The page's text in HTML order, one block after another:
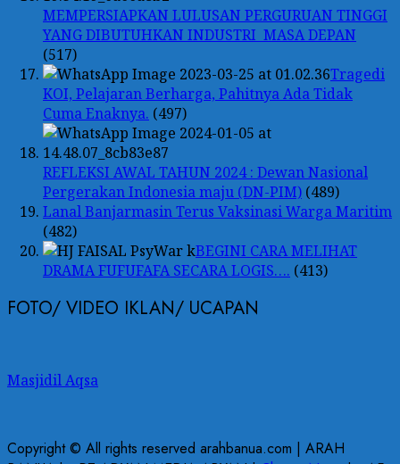
MEMPERSIAPKAN LULUSAN PERGURUAN TINGGI
YANG DIBUTUHKAN INDUSTRI MASA DEPAN
(517)
Tragedi
KOI, Pelajaran Berharga, Pahitnya Ada Tidak
Cuma Enaknya. (497)
REFLEKSI AWAL TAHUN 2024 : Dewan Nasional
Pergerakan Indonesia maju (DN-PIM) (489)
Lanal Banjarmasin Terus Vaksinasi Warga Maritim
(482)
BEGINI CARA MELIHAT
DRAMA FUFUFAFA SECARA LOGIS…. (413)
FOTO/ VIDEO IKLAN/ UCAPAN
Masjidil Aqsa
Copyright © All rights reserved arahbanua.com | ARAH